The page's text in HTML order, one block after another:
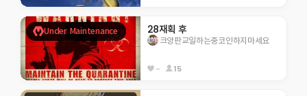
Under Maintenance 28재획 후
크앙판교일하는중코인하지마세요
-- 15